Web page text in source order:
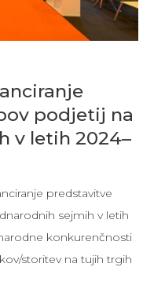
podjetij na
v letih 2024–
predstavitve
sejmih v letih
konkurenčnosti
storitev na tujih trgih